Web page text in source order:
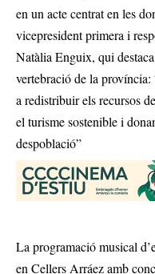
en un acte centrat en les
vicepresident primera i
Natàlia Enguix, qui
vertebració de la província:
a redistribuir els recursos
el turisme sostenible i
despoblació”
La programació musical
en Cellers Arráez amb